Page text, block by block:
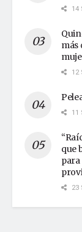
14
más
12
11
que
23